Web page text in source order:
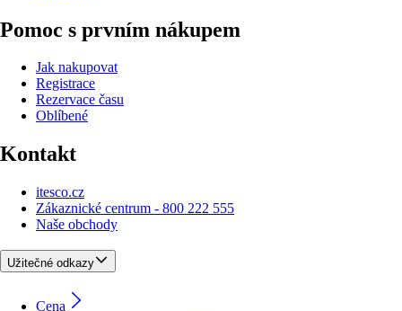
Pomoc s prvním nákupem
Jak nakupovat
Registrace
Rezervace času
Oblíbené
Kontakt
itesco.cz
Zákaznické centrum - 800 222 555
Naše obchody
Užitečné odkazy
Cena